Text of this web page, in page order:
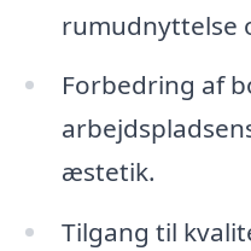
rumudnyttelse
Forbedring af
æstetik.
Tilgang til